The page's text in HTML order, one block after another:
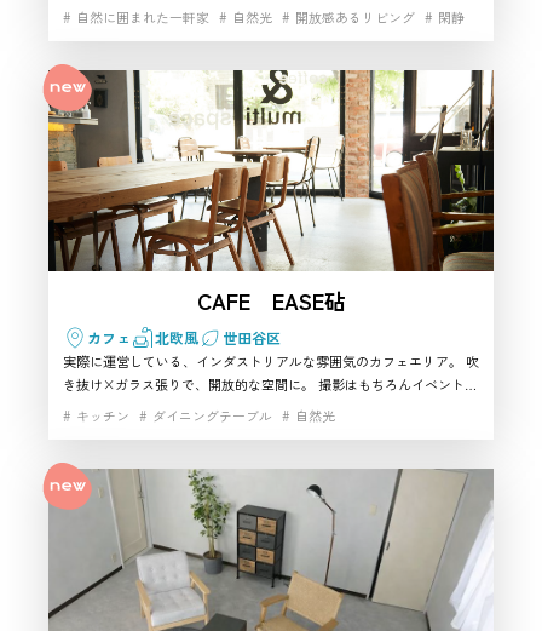
スタッフ
かなりおすすめです。2つのリビン
グにそれぞれキッチンがあるため、
家族の団らん、調理シーン、二世帯
住宅のような設定、休日の暮らしを
感じるカットなどを作りやすいハウ
ススタジオです。世田谷区で生活感
のある撮影スタジオを探している場
合、Natural Wood House世田谷は候
補に入れやすい一軒です。
お客様
世田谷区のハウススタジオとして、
どんなところが便利ですか？
スタッフ
1F・2F・テラスを使えるため、同じ
撮影スタジオの中で複数のシーンを
撮り分けやすい点が便利です。リビ
影、アパレル撮影、ファミリーシーン、インタビュー撮影に使える撮
自然に囲まれた一軒家
自然光 開放感あるリビング 閑静
CAFE EASE砧
カフェ 北欧風 世田谷区
実際に運営している、インダストリアルな雰囲気のカフェエリア。 吹
き抜け×ガラス張りで、開放的な空間に。 撮影はもちろんイベントな
どの利用も可能です！ 撮影が入っていない日は、実際にカフェ営業も
キッチン ダイニングテーブル 自然光